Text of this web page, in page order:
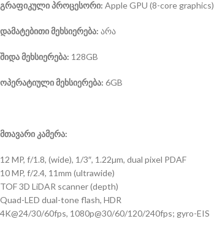
გრაფიკულიპროცესორი: Apple GPU (8-core graphics)
დამატებითი მეხსიერება: არა
შიდამეხსიერება: 128GB
ოპერატიულიმეხსიერება: 6GB
მთავარი კამერა:
12 MP, f/1.8, (wide), 1/3″, 1.22µm, dual pixel PDAF
10 MP, f/2.4, 11mm (ultrawide)
TOF 3D LiDAR scanner (depth)
Quad-LED dual-tone flash, HDR
4K@24/30/60fps, 1080p@30/60/120/240fps; gyro-EIS